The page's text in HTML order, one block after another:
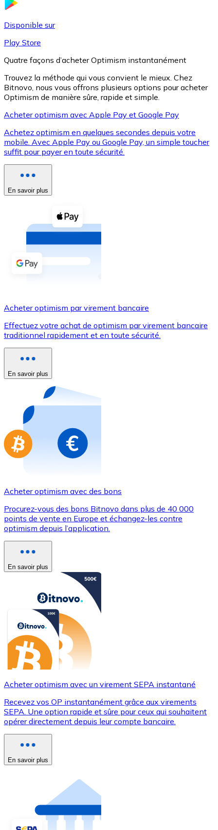
XRP
XRP
Voir toutes
Coupons crypto
Achetez des cryptomonnaies en espèces et d'autres
Acheter avec espèces
Virement SEPA
Utilisez les cartes Visa et Mastercard pour acheter
Acheter avec carte
Nouveau
Achetez des cartes-cadeaux de vos marques
Aller à la boutique de cartes-cadeaux
Disponible sur
Play Store
Quatre façons d’acheter Optimism instantanément
Trouvez la méthode qui vous convient le mieux. Chez
Bitnovo, nous vous offrons plusieurs options pour acheter
Optimism de manière sûre, rapide et simple.
Acheter optimism avec Apple Pay et Google Pay
Achetez optimism en quelques secondes depuis votre
mobile. Avec Apple Pay ou Google Pay, un simple toucher
suffit pour payer en toute sécurité.
En savoir plus
Acheter optimism par virement bancaire
Effectuez votre achat de optimism par virement bancaire
traditionnel rapidement et en toute sécurité.
En savoir plus
Acheter optimism avec des bons
Procurez-vous des bons Bitnovo dans plus de 40 000
points de vente en Europe et échangez-les contre
optimism depuis l’application.
En savoir plus
Acheter optimism avec un virement SEPA instantané
Recevez vos OP instantanément grâce aux virements
SEPA. Une option rapide et sûre pour ceux qui souhaitent
opérer directement depuis leur compte bancaire.
En savoir plus